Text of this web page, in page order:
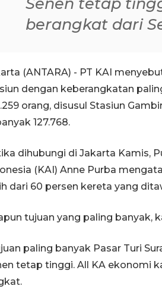
berangkat dari
(ANTARA) - PT KAI
dengan keberangkatan
orang, disusul Stasiun
127.768.
dihubungi di Jakarta Kamis,
(KAI) Anne Purba
dari 60 persen kereta yang
tujuan yang paling banyak,
paling banyak Pasar Turi
tetap tinggi. All KA ekonomi